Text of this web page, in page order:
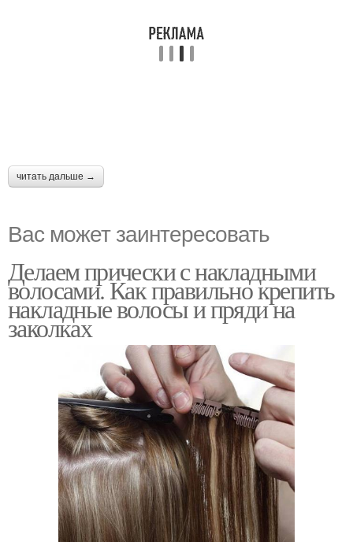
читать дальше →
Вас может заинтересовать
Делаем прически с накладными
волосами. Как правильно крепить
накладные волосы и пряди на
заколках